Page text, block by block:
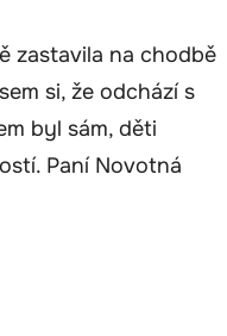
zastavila na chodbě
si, že odchází s
byl sám, děti
Paní Novotná